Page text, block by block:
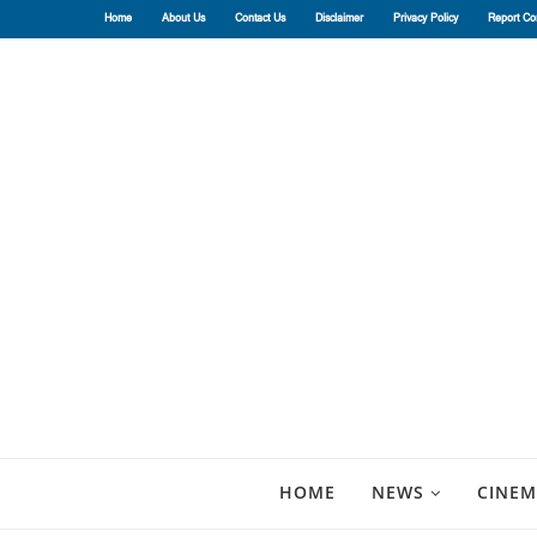
Home About Us Contact Us Disclaimer Privacy Policy Report
HOME NEWS